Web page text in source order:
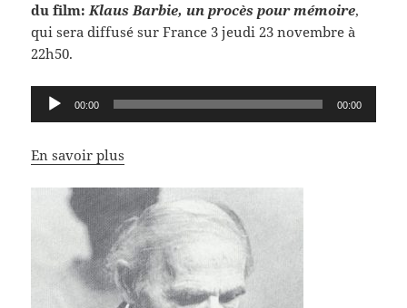
du film:Klaus Barbie, un procès pour mémoire,
qui sera diffusé sur France 3 jeudi 23 novembre à
22h50.
Lecteur
audio
00:00 00:00
En savoir plus